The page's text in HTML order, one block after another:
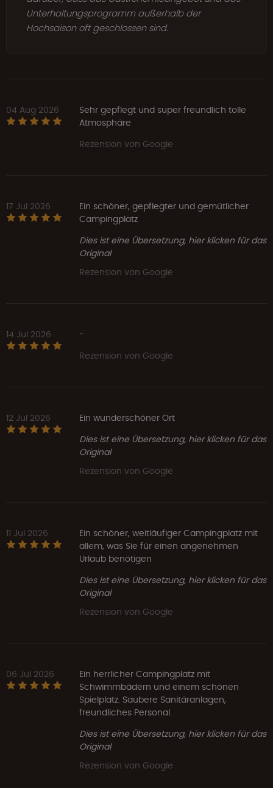
Unterhaltungsprogramm außerhalb der
Hochsaison oft geschlossen sind.
04 Aug 2026
Sehr gepflegt und super freundlich tolle
Atmosphäre
Rezension von Google
17 Jul 2026
Ein schöner, gepflegter und gemütlicher
Campingplatz
Dies ist eine Übersetzung, hier klicken für das
Original
Rezension von Google
14 Jul 2026
-
Rezension von Google
12 Jul 2026
Ein wunderschöner Ort
Dies ist eine Übersetzung, hier klicken für das
Original
Rezension von Google
11 Jul 2026
Ein schöner, weitläufiger Campingplatz mit
allem, was Sie für einen angenehmen
Urlaub benötigen
Dies ist eine Übersetzung, hier klicken für das
Original
Rezension von Google
06 Jul 2026
Ein herrlicher Campingplatz mit
Schwimmbädern und einem schönen
Spielplatz. Saubere Sanitäranlagen,
freundliches Personal.
Dies ist eine Übersetzung, hier klicken für das
Original
Rezension von Google